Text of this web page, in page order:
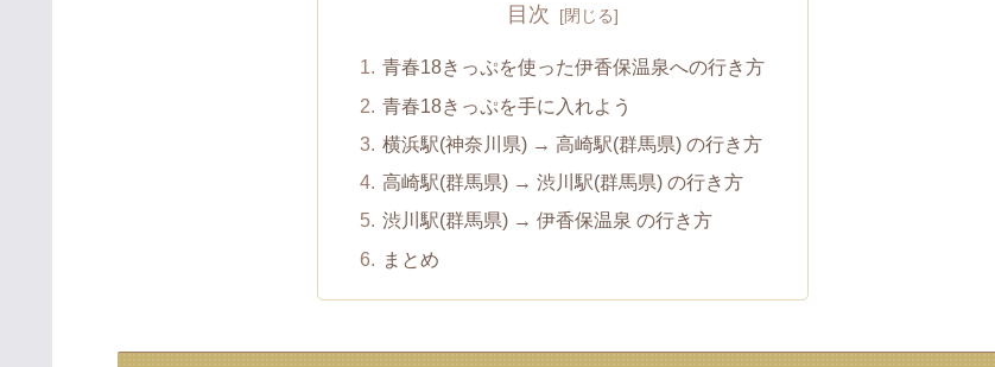
目次
青春18きっぷを使った伊香保温泉への行き方
青春18きっぷを手に入れよう
横浜駅(神奈川県) → 高崎駅(群馬県) の行き方
高崎駅(群馬県) → 渋川駅(群馬県) の行き方
渋川駅(群馬県) → 伊香保温泉 の行き方
まとめ